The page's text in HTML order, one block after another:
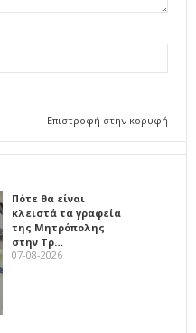
Επιστροφή στην κορυφή
Πότε θα είναι
κλειστά τα γραφεία
της Μητρόπολης
στην Τρ…
07-08-2026